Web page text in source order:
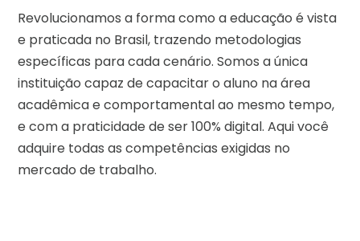
Revolucionamos a forma como a educação é vista
e praticada no Brasil, trazendo metodologias
específicas para cada cenário. Somos a única
instituição capaz de capacitar o aluno na área
acadêmica e comportamental ao mesmo tempo,
e com a praticidade de ser 100% digital. Aqui você
adquire todas as competências exigidas no
mercado de trabalho.